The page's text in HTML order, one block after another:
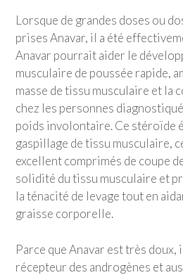
Lorsque de grandes doses ou
prises Anavar, il a été
Anavar pourrait aider le
musculaire de poussée rapide,
masse de tissu musculaire et
chez les personnes
poids involontaire. Ce stéroïde
gaspillage de tissu musculaire,
excellent comprimés de coupe
solidité du tissu musculaire et
la ténacité de levage tout en
graisse corporelle.
Parce que Anavar est très doux,
récepteur des androgènes et